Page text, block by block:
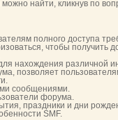
найти, кликнув по
полного доступа
чтобы получить
нахождения различной
позволяет
сообщениями.
форума.
праздники и дни
SMF.